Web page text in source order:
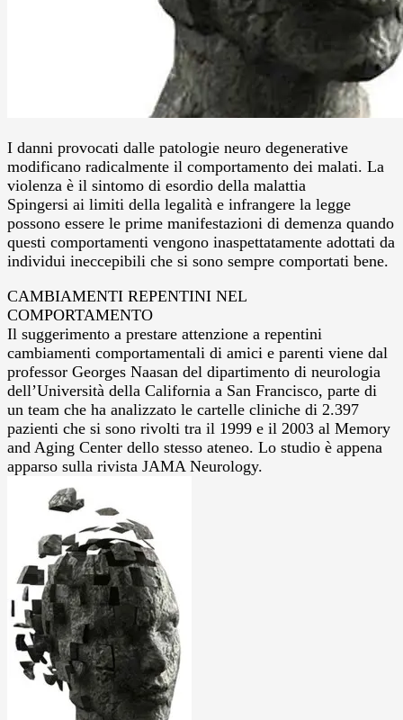
I danni provocati dalle patologie neuro degenerative
modificano radicalmente il comportamento dei malati. La
violenza è il sintomo di esordio della malattia
Spingersi ai limiti della legalità e infrangere la legge
possono essere le prime manifestazioni di demenza quando
questi comportamenti vengono inaspettatamente adottati da
individui ineccepibili che si sono sempre comportati bene.
CAMBIAMENTI REPENTINI NEL
COMPORTAMENTO
Il suggerimento a prestare attenzione a repentini
cambiamenti comportamentali di amici e parenti viene dal
professor Georges Naasan del dipartimento di neurologia
dell’Università della California a San Francisco, parte di
un team che ha analizzato le cartelle cliniche di 2.397
pazienti che si sono rivolti tra il 1999 e il 2003 al Memory
and Aging Center dello stesso ateneo. Lo studio è appena
apparso sulla rivista JAMA Neurology.